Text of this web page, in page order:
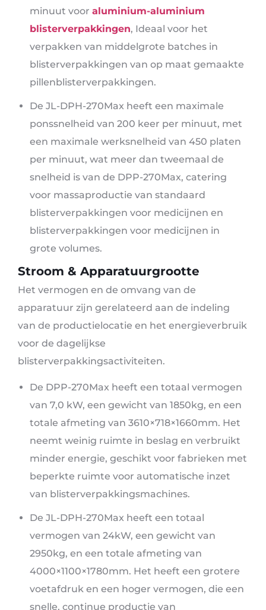
minuut voor aluminium-aluminium
blisterverpakkingen, Ideaal voor het
verpakken van middelgrote batches in
blisterverpakkingen van op maat gemaakte
pillenblisterverpakkingen.
De JL-DPH-270Max heeft een maximale
ponssnelheid van 200 keer per minuut, met
een maximale werksnelheid van 450 platen
per minuut, wat meer dan tweemaal de
snelheid is van de DPP-270Max, catering
voor massaproductie van standaard
blisterverpakkingen voor medicijnen en
blisterverpakkingen voor medicijnen in
grote volumes.
Stroom & Apparatuurgrootte
Het vermogen en de omvang van de
apparatuur zijn gerelateerd aan de indeling
van de productielocatie en het energieverbruik
voor de dagelijkse
blisterverpakkingsactiviteiten.
De DPP-270Max heeft een totaal vermogen
van 7,0 kW, een gewicht van 1850kg, en een
totale afmeting van 3610×718×1660mm. Het
neemt weinig ruimte in beslag en verbruikt
minder energie, geschikt voor fabrieken met
beperkte ruimte voor automatische inzet
van blisterverpakkingsmachines.
De JL-DPH-270Max heeft een totaal
vermogen van 24kW, een gewicht van
2950kg, en een totale afmeting van
4000×1100×1780mm. Het heeft een grotere
voetafdruk en een hoger vermogen, die een
snelle, continue productie van